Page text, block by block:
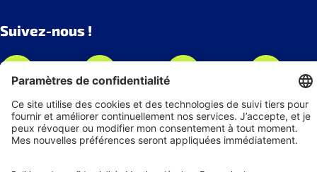
Suivez-nous !
Recevez nos actualités
S'abonner à la newsletter